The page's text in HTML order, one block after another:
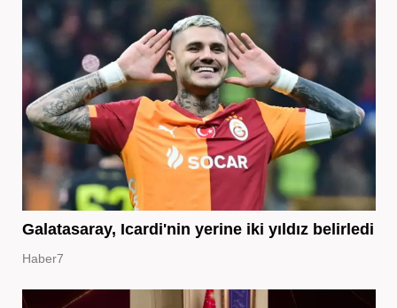
Galatasaray, Icardi'nin yerine iki yıldız belirledi
Haber7